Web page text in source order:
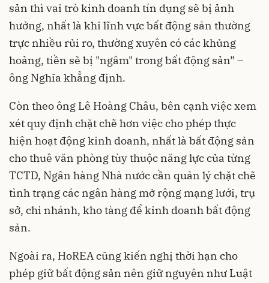
sản thì vai trò kinh doanh tín dụng sẽ bị ảnh
hưởng, nhất là khi lĩnh vực bất động sản thường
trực nhiều rủi ro, thường xuyên có các khủng
hoảng, tiền sẽ bị "ngâm" trong bất động sản” –
ông Nghĩa khẳng định.
Còn theo ông Lê Hoàng Châu, bên cạnh việc xem
xét quy định chặt chẽ hơn việc cho phép thực
hiện hoạt động kinh doanh, nhất là bất động sản
cho thuê văn phòng tùy thuộc năng lực của từng
TCTD, Ngân hàng Nhà nước cần quản lý chặt chẽ
tình trạng các ngân hàng mở rộng mạng lưới, trụ
sở, chi nhánh, kho tàng để kinh doanh bất động
sản.
Ngoài ra, HoREA cũng kiến nghị thời hạn cho
phép giữ bất động sản nên giữ nguyên như Luật